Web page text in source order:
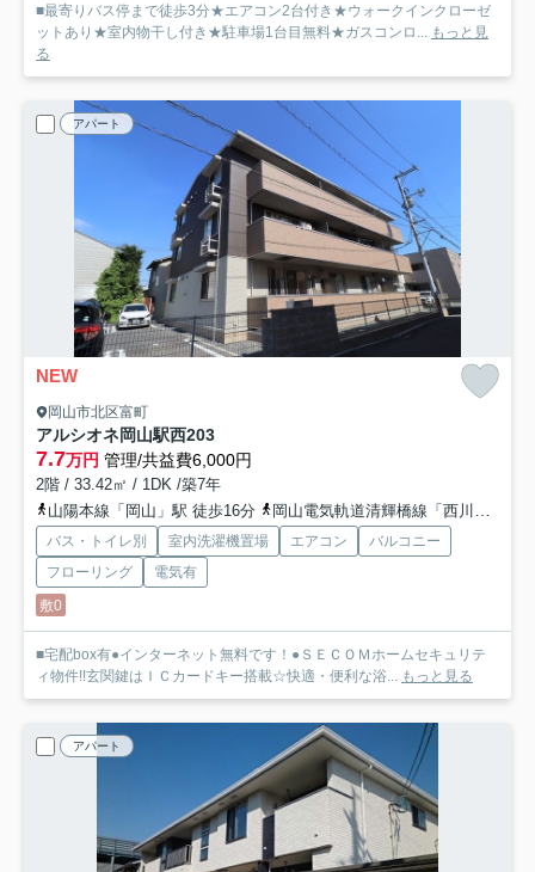
■最寄りバス停まで徒歩3分★エアコン2台付き★ウォークインクローゼ
ットあり★室内物干し付き★駐車場1台目無料★ガスコンロ...
もっと見
る
アパート
NEW
岡山市北区富町
アルシオネ岡山駅西203
7.7万円 管理/共益費6,000円
2階 / 33.42㎡ / 1DK /築7年
山陽本線「岡山」駅 徒歩16分
岡山電気軌道清輝橋線「西川緑道公園」駅 徒歩20分
バス・トイレ別 室内洗濯機置場 エアコン
バルコニー
フローリング
電気有
敷0
■宅配box有●インターネット無料です！●ＳＥＣＯＭホームセキュリテ
ィ物件!!玄関鍵はＩＣカードキー搭載☆快適・便利な浴...
もっと見る
アパート